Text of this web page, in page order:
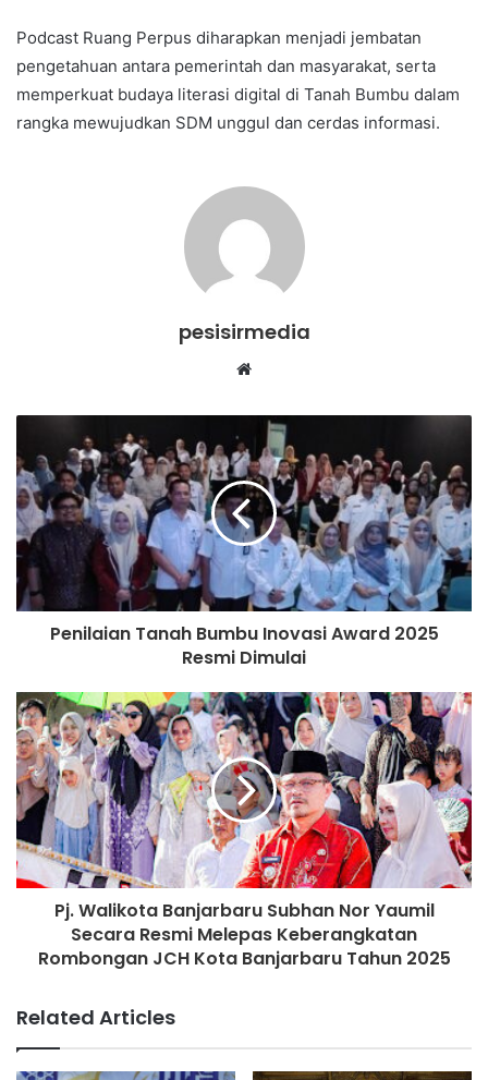
Podcast Ruang Perpus diharapkan menjadi jembatan
pengetahuan antara pemerintah dan masyarakat, serta
memperkuat budaya literasi digital di Tanah Bumbu dalam
rangka mewujudkan SDM unggul dan cerdas informasi.
pesisirmedia
Website
Penilaian Tanah Bumbu Inovasi Award 2025
Resmi Dimulai
Pj. Walikota Banjarbaru Subhan Nor Yaumil
Secara Resmi Melepas Keberangkatan
Rombongan JCH Kota Banjarbaru Tahun 2025
Related Articles